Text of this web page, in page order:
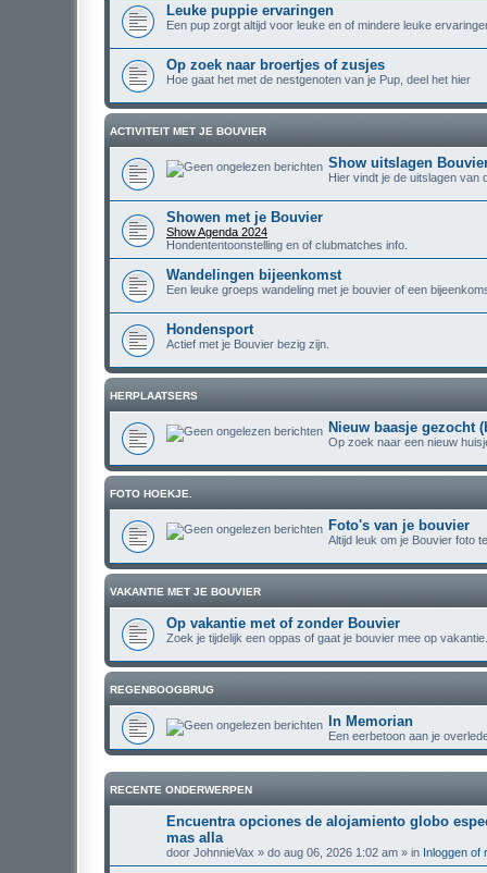
Leuke puppie ervaringen
Een pup zorgt altijd voor leuke en of mindere leuke
Op zoek naar broertjes of zusjes
Hoe gaat het met de nestgenoten van je Pup, deel het hier
ACTIVITEIT MET JE BOUVIER
Show uitslagen
Hier vindt je de uitslagen van
Showen met je Bouvier
Show Agenda 2024
Hondententoonstelling en of clubmatches info.
Wandelingen bijeenkomst
Een leuke groeps wandeling met je bouvier of een
Hondensport
Actief met je Bouvier bezig zijn.
HERPLAATSERS
Nieuw baasje gezocht
Op zoek naar een nieuw
FOTO HOEKJE.
Foto's van je bouvier
Altijd leuk om je Bouvier foto
VAKANTIE MET JE BOUVIER
Op vakantie met of zonder Bouvier
Zoek je tijdelijk een oppas of gaat je bouvier mee op vakantie.
REGENBOOGBRUG
In Memorian
Een eerbetoon aan je
RECENTE ONDERWERPEN
Encuentra opciones de alojamiento globo
mas alla
door JohnnieVax » do aug 06, 2026 1:02 am » in Inloggen of